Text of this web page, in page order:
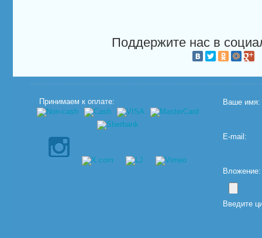
Поддержите нас в
Принимаем к оплате: Ваше имя:
E-mail:
Введите